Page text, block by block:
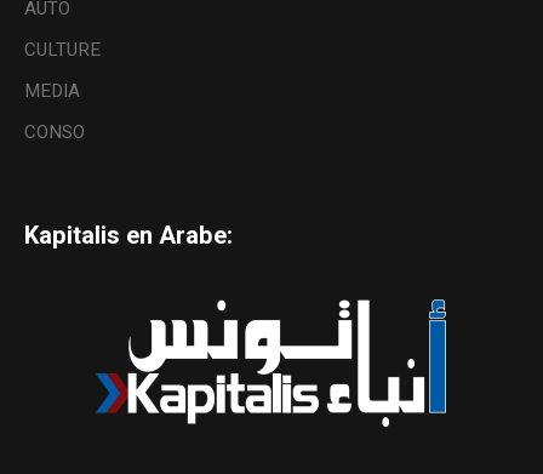
AUTO
CULTURE
MEDIA
CONSO
Kapitalis en Arabe: